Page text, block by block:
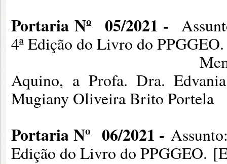
Portaria Nº 05/2021 -
4ª Edição do Livro do
Membros: Profa.
Aquino, a Profa. Dra.
Mugiany Oliveira Brito Portela
Portaria Nº 06/2021 -
Edição do Livro do PPGGEO.